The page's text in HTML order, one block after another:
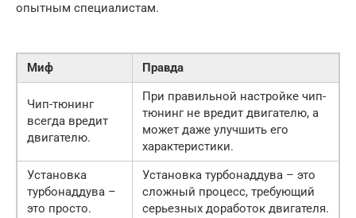
опытным специалистам.
Миф Правда
Чип-тюнинг
всегда вредит
двигателю.
При правильной настройке чип-
тюнинг не вредит двигателю, а
может даже улучшить его
характеристики.
Установка
турбонаддува –
это просто.
Установка турбонаддува – это
сложный процесс, требующий
серьезных доработок двигателя.